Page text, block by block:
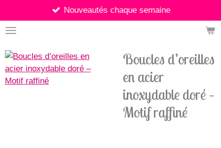
au
contenu
Nouveautés chaque semaine
Boucles d’oreilles
en acier
inoxydable doré –
Motif raffiné